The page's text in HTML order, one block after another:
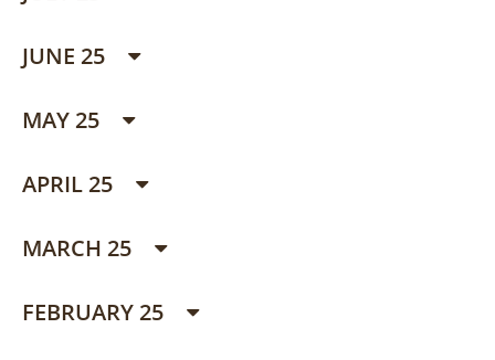
JUNE 25
MAY 25
APRIL 25
MARCH 25
FEBRUARY 25